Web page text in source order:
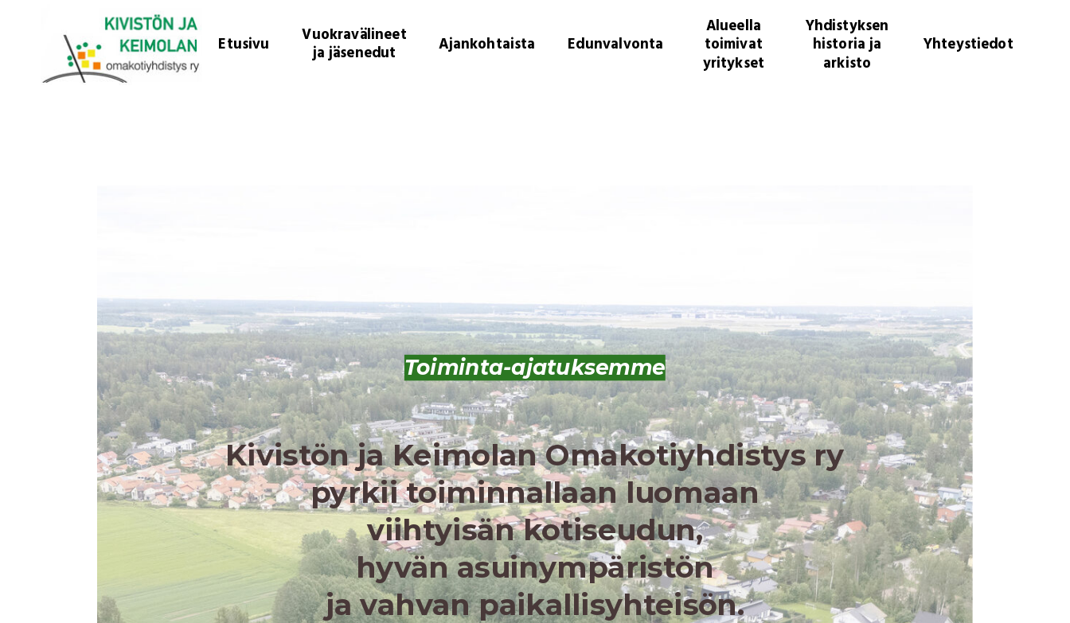
Etusivu Vuokravälineet
ja jäsenedut Ajankohtaista Edunvalvonta
Alueella
toimivat
yritykset
Yhdistyksen
historia ja
arkisto
Yhteystiedot
Toiminta-ajatuksemme
Kivistön ja Keimolan Omakotiyhdistys ry
pyrkii toiminnallaan luomaan
viihtyisän kotiseudun,
hyvän asuinympäristön
ja vahvan paikallisyhteisön.